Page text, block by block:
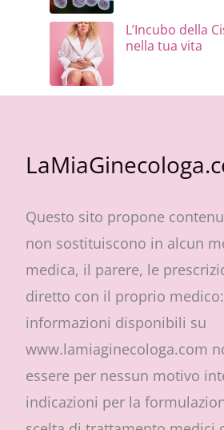
L’Incubo della
nella tua vita
Questo sito propone
non sostituiscono in alcun
medica, il parere, le
diretto con il proprio
informazioni disponibili su
www.lamiaginecologa.com
essere per nessun motivo
indicazioni per la